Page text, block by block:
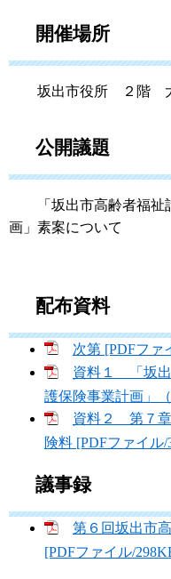
開催場所
坂出市役所 ２階
公開議題
「坂出市高齢者福祉
画」素案について
配布資料
次第 [PDFファ
資料１ 「坂出
護保険事業計画」
資料２ 第７
険料 [PDFファイル
議事録
第６回坂出市
[PDFファイル/